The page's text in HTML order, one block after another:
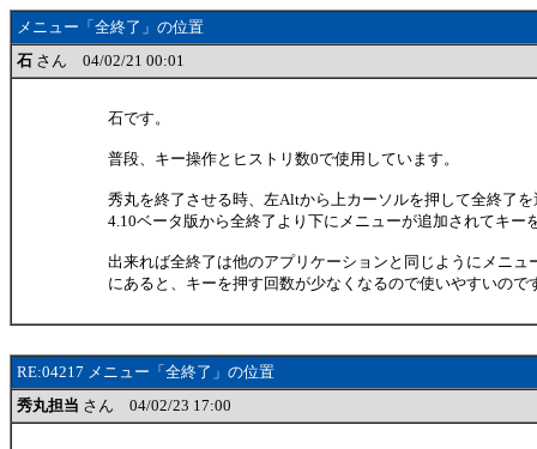
メニュー「全終了」の位置
石 さん 04/02/21 00:01
石です。
普段、キー操作とヒストリ数0で使用しています。
秀丸を終了させる時、左Altから上カーソルを押して全終了
4.10ベータ版から全終了より下にメニューが追加されてキー
出来れば全終了は他のアプリケーションと同じようにメニュ
にあると、キーを押す回数が少なくなるので使いやすいので
RE:04217 メニュー「全終了」の位置
秀丸担当 さん 04/02/23 17:00